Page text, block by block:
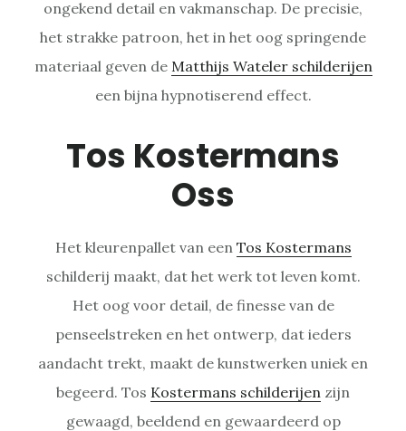
ongekend detail en vakmanschap. De precisie,
het strakke patroon, het in het oog springende
materiaal geven de Matthijs Wateler schilderijen
een bijna hypnotiserend effect.
Tos Kostermans
Oss
Het kleurenpallet van een Tos Kostermans
schilderij maakt, dat het werk tot leven komt.
Het oog voor detail, de finesse van de
penseelstreken en het ontwerp, dat ieders
aandacht trekt, maakt de kunstwerken uniek en
begeerd. Tos Kostermans schilderijen zijn
gewaagd, beeldend en gewaardeerd op